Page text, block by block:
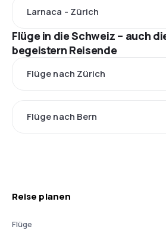
Larnaca - Zürich
Flüge in die Schweiz – auch
begeistern Reisende
Flüge nach Zürich
Flüge nach Bern
Reise planen
Flüge